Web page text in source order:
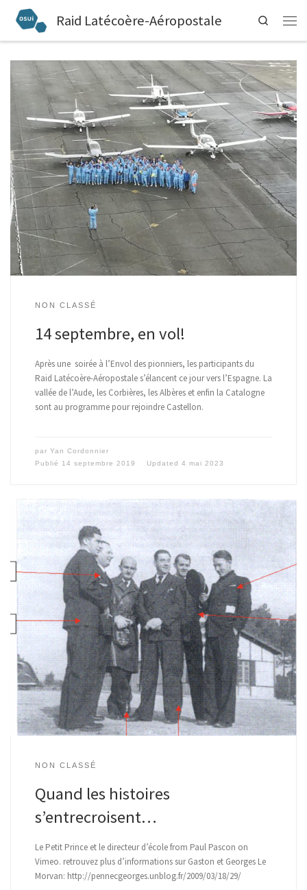
Raid Latécoère-Aéropostale Search
NON CLASSÉ
14 septembre, en vol!
Après une soirée à l’Envol des pionniers, les participants du
Raid Latécoère-Aéropostale s’élancent ce jour vers l’Espagne. La
vallée de l’Aude, les Corbières, les Albères et enfin la Catalogne
sont au programme pour rejoindre Castellon.
par Yan Cordonnier
Publié 14 septembre 2019 Updated 4 mai 2023
NON CLASSÉ
Quand les histoires
s’entrecroisent…
Le Petit Prince et le directeur d’école from Paul Pascon on
Vimeo. retrouvez plus d’informations sur Gaston et Georges Le
Morvan: http://pennecgeorges.unblog.fr/2009/03/18/29/